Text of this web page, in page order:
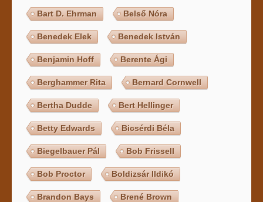
Bart D. Ehrman Belső Nóra
Benedek Elek Benedek István
Benjamin Hoff Berente Ági
Berghammer Rita Bernard Cornwell
Bertha Dudde Bert Hellinger
Betty Edwards Bicsérdi Béla
Biegelbauer Pál Bob Frissell
Bob Proctor Boldizsár Ildikó
Brandon Bays Brené Brown